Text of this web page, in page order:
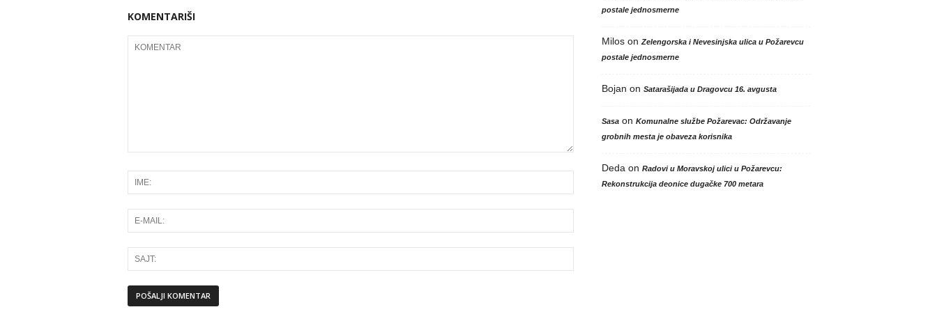
KOMENTARIŠI
postale jednosmerne
Miloson Zelengorska i Nevesinjska ulica u Požarevcu
postale jednosmerne
Bojan on Satarašijada u Dragovcu 16. avgusta
Sasaon Komunalne službe Požarevac: Održavanje
grobnih mesta je obaveza korisnika
Deda on Radovi u Moravskoj ulici u Požarevcu:
Rekonstrukcija deonice dugačke 700 metara